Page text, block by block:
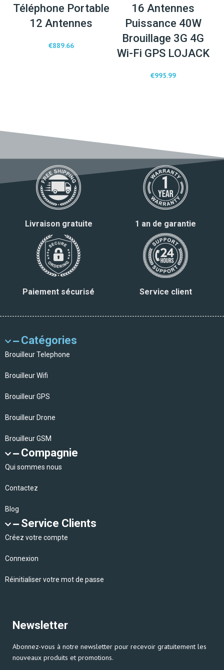
Téléphone Portable
12 Antennes
€889.66
16 Antennes
Puissance 40W
Brouillage 3G 4G
Wi-Fi GPS LOJACK
€995.99
Livraison gratuite 1 an de garantie
Paiement sécurisé Service client
Catégories
Brouilleur Telephone
Brouilleur Wifi
Brouilleur GPS
Brouilleur Drone
Brouilleur GSM
Compagnie
Qui sommes nous
Contactez
Blog
Service Clients
Créez votre compte
Connexion
Réinitialiser votre mot de passe
Newsletter
Abonnez-vous à notre newsletter pour recevoir gratuitement les
nouveaux produits et promotions.